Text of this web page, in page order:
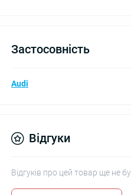
Застосовність
Audi
Відгуки
Відгуків про цей товар ще не